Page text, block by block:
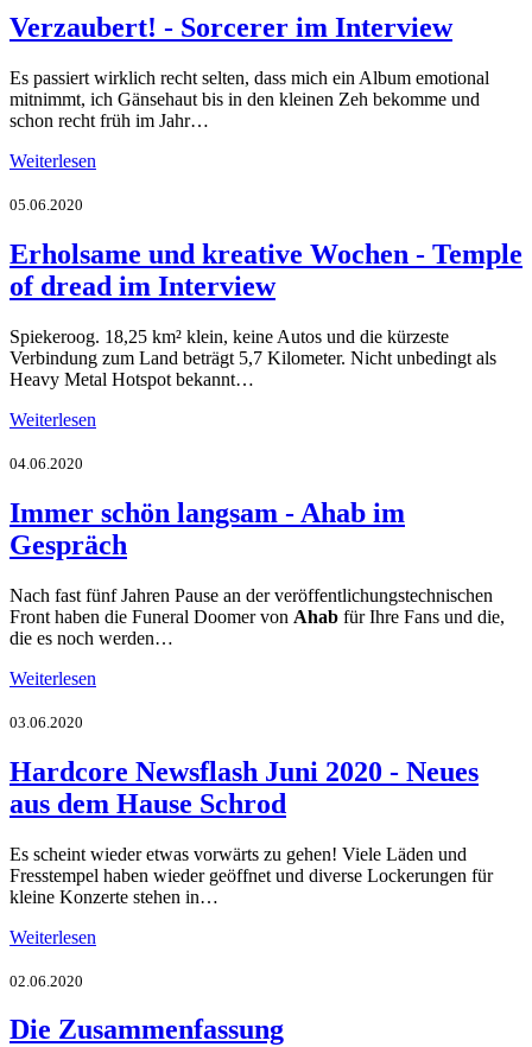
Verzaubert! - Sorcerer im Interview
Es passiert wirklich recht selten, dass mich ein Album emotional
mitnimmt, ich Gänsehaut bis in den kleinen Zeh bekomme und
schon recht früh im Jahr…
Weiterlesen
05.06.2020
Erholsame und kreative Wochen - Temple
of dread im Interview
Spiekeroog. 18,25 km² klein, keine Autos und die kürzeste
Verbindung zum Land beträgt 5,7 Kilometer. Nicht unbedingt als
Heavy Metal Hotspot bekannt…
Weiterlesen
04.06.2020
Immer schön langsam - Ahab im
Gespräch
Nach fast fünf Jahren Pause an der veröffentlichungstechnischen
Front haben die Funeral Doomer von Ahab für Ihre Fans und die,
die es noch werden…
Weiterlesen
03.06.2020
Hardcore Newsflash Juni 2020 - Neues
aus dem Hause Schrod
Es scheint wieder etwas vorwärts zu gehen! Viele Läden und
Fresstempel haben wieder geöffnet und diverse Lockerungen für
kleine Konzerte stehen in…
Weiterlesen
02.06.2020
Die Zusammenfassung